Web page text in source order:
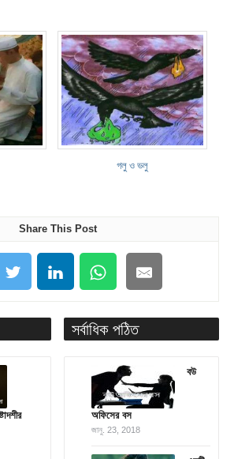
গলু ও ভলু
Share This Post
সর্বাধিক পঠিত
বউ
অফিসের বস
জানু. 23, 2018